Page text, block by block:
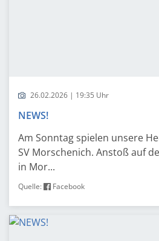
26.02.2026 | 19:35 Uhr
NEWS!
Am Sonntag spielen unsere
SV Morschenich. Anstoß auf
in Mor...
Quelle: Facebook